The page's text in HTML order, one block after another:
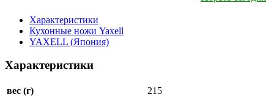
Характеристики
Кухонные ножи Yaxell
YAXELL (Япония)
Характеристики
вес (г)
215